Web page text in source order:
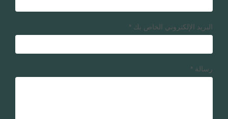
البريد الإلكتروني الخاص بك *
رسالة *